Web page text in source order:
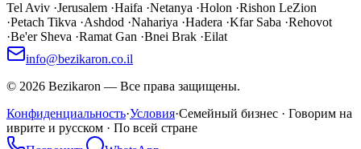
Tel Aviv ·Jerusalem ·Haifa ·Netanya ·Holon ·Rishon LeZion
·Petach Tikva ·Ashdod ·Nahariya ·Hadera ·Kfar Saba ·Rehovot
·Be'er Sheva ·Ramat Gan ·Bnei Brak ·Eilat
info@bezikaron.co.il
© 2026 Bezikaron — Все права защищены.
Конфиденциальность·Условия·Семейный бизнес · Говорим на
иврите и русском · По всей стране